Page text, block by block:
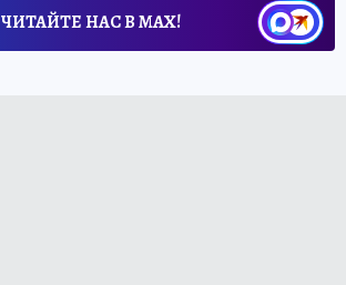
ЧИТАЙТЕ НАС В МАХ!